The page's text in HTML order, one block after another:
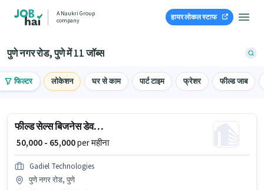
A Naukri Group
company
हायर लोकल स्टाफ
पुणे नगर रोड, पुणे में 11 जॉब्स
फिल्टर लोकेशन घर से काम पार्ट टाइम फ्रेशर फील्ड जाब
फील्ड सेल्स बिजनेस डेवलपमेंट एग्जीक्यूटिव
₹ 50,000 - 65,000per महीना
Gadiel Technologies
पुणे नगर रोड, पुणे